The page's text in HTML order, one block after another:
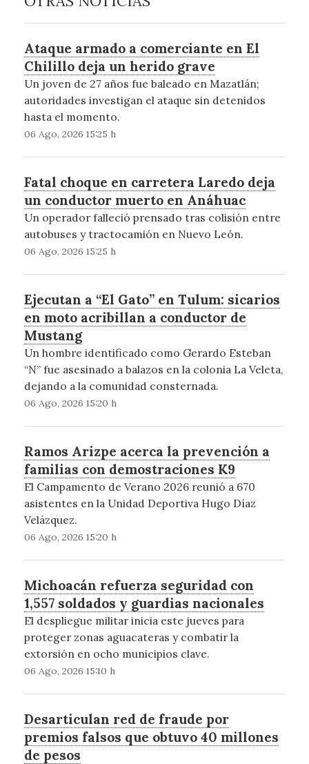
Ataque armado a comerciante en El
Chilillo deja un herido grave
Un joven de 27 años fue baleado en Mazatlán;
autoridades investigan el ataque sin detenidos
hasta el momento.
06 Ago, 2026 15:25 h
Fatal choque en carretera Laredo deja
un conductor muerto en Anáhuac
Un operador falleció prensado tras colisión entre
autobuses y tractocamión en Nuevo León.
06 Ago, 2026 15:25 h
Ejecutan a “El Gato” en Tulum: sicarios
en moto acribillan a conductor de
Mustang
Un hombre identificado como Gerardo Esteban
“N” fue asesinado a balazos en la colonia La Veleta,
dejando a la comunidad consternada.
06 Ago, 2026 15:20 h
Ramos Arizpe acerca la prevención a
familias con demostraciones K9
El Campamento de Verano 2026 reunió a 670
asistentes en la Unidad Deportiva Hugo Díaz
Velázquez.
06 Ago, 2026 15:20 h
Michoacán refuerza seguridad con
1,557 soldados y guardias nacionales
El despliegue militar inicia este jueves para
proteger zonas aguacateras y combatir la
extorsión en ocho municipios clave.
06 Ago, 2026 15:10 h
Desarticulan red de fraude por
premios falsos que obtuvo 40 millones
de pesos